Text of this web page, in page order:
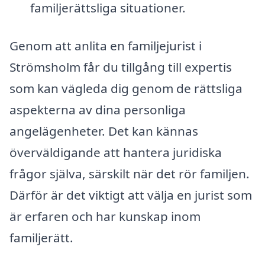
familjerättsliga situationer.
Genom att anlita en familjejurist i
Strömsholm får du tillgång till expertis
som kan vägleda dig genom de rättsliga
aspekterna av dina personliga
angelägenheter. Det kan kännas
överväldigande att hantera juridiska
frågor själva, särskilt när det rör familjen.
Därför är det viktigt att välja en jurist som
är erfaren och har kunskap inom
familjerätt.